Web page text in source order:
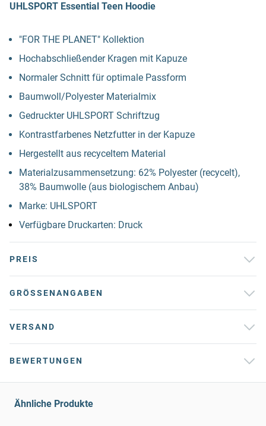
UHLSPORT Essential Teen Hoodie
"FOR THE PLANET" Kollektion
Hochabschließender Kragen mit Kapuze
Normaler Schnitt für optimale Passform
Baumwoll/Polyester Materialmix
Gedruckter UHLSPORT Schriftzug
Kontrastfarbenes Netzfutter in der Kapuze
Hergestellt aus recyceltem Material
Materialzusammensetzung: 62% Polyester (recycelt),
38% Baumwolle (aus biologischem Anbau)
Marke: UHLSPORT
Verfügbare Druckarten: Druck
PREIS
GRÖSSENANGABEN
VERSAND
BEWERTUNGEN
Ähnliche Produkte